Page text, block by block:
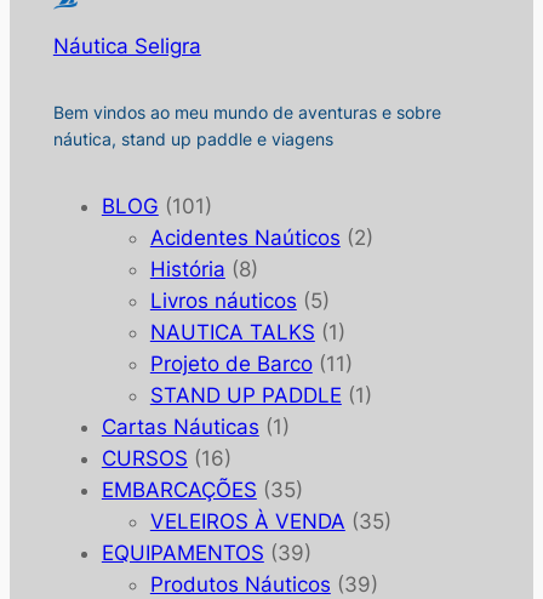
Náutica Seligra
Bem vindos ao meu mundo de aventuras e sobre
náutica, stand up paddle e viagens
BLOG (101)
Acidentes Naúticos (2)
História (8)
Livros náuticos (5)
NAUTICA TALKS (1)
Projeto de Barco(11)
STAND UP PADDLE (1)
Cartas Náuticas (1)
CURSOS (16)
EMBARCAÇÕES (35)
VELEIROS À VENDA (35)
EQUIPAMENTOS (39)
Produtos Náuticos (39)